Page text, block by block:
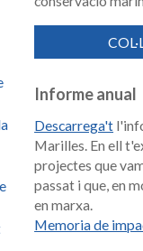
Informe anual
Descarrega't
Marilles. En ell
projectes que
passat i que, en
en marxa.
Memoria de